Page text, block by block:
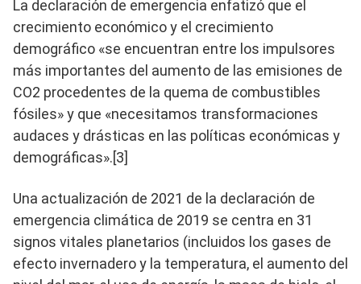
La declaración de emergencia enfatizó que el
crecimiento económico y el crecimiento
demográfico «se encuentran entre los impulsores
más importantes del aumento de las emisiones de
CO2 procedentes de la quema de combustibles
fósiles» y que «necesitamos transformaciones
audaces y drásticas en las políticas económicas y
demográficas».[3]
Una actualización de 2021 de la declaración de
emergencia climática de 2019 se centra en 31
signos vitales planetarios (incluidos los gases de
efecto invernadero y la temperatura, el aumento del